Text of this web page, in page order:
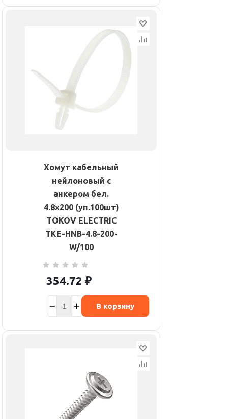
Хомут кабельный
нейлоновый с
анкером бел.
4.8х200 (уп.100шт)
TOKOV ELECTRIC
TKE-HNB-4.8-200-
W/100
354.72 ₽
В корзину